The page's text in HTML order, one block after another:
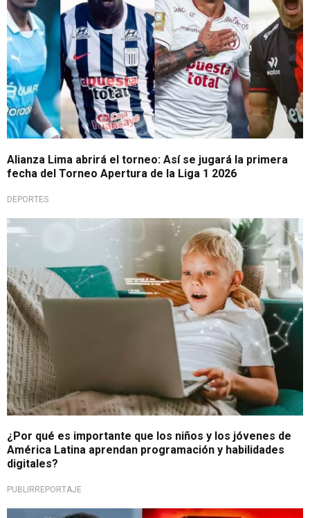
Alianza Lima abrirá el torneo: Así se jugará la primera
fecha del Torneo Apertura de la Liga 1 2026
DEPORTES
Transformación digital
¿Por qué es importante que los niños y los jóvenes de
América Latina aprendan programación y habilidades
digitales?
PUBLIRREPORTAJE